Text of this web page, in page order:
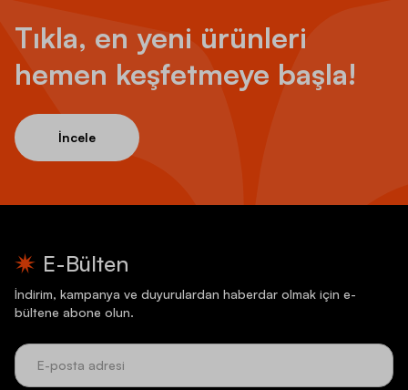
Tıkla, en yeni ürünleri
hemen keşfetmeye başla!
İncele
E-Bülten
İndirim, kampanya ve duyurulardan haberdar olmak için e-
bültene abone olun.